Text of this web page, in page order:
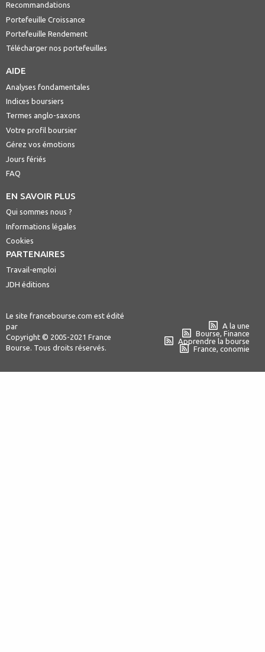
Recommandations
Portefeuille Croissance
Portefeuille Rendement
Télécharger nos portefeuilles
AIDE
Analyses fondamentales
Indices boursiers
Termes anglo-saxons
Votre profil boursier
Gérez vos émotions
Jours fériés
FAQ
EN SAVOIR PLUS
Qui sommes nous ?
Informations légales
Cookies
PARTENAIRES
Travail-emploi
JDH éditions
Le site francebourse.com est édité
par
Copyright © 2005-2021 France
Bourse. Tous droits réservés.
A la une
Bourse, Finance
Apprendre la bourse
France, conomie